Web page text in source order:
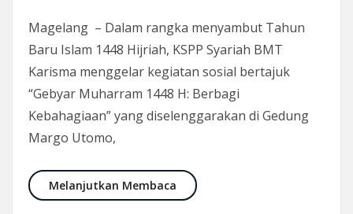
Magelang – Dalam rangka menyambut Tahun
Baru Islam 1448 Hijriah, KSPP Syariah BMT
Karisma menggelar kegiatan sosial bertajuk
“Gebyar Muharram 1448 H: Berbagi
Kebahagiaan” yang diselenggarakan di Gedung
Margo Utomo,
Melanjutkan Membaca Gebyar Muharram 1448 H,